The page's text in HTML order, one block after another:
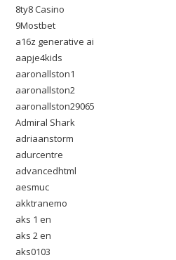
8ty8 Casino
9Mostbet
a16z generative ai
aapje4kids
aaronallston1
aaronallston2
aaronallston29065
Admiral Shark
adriaanstorm
adurcentre
advancedhtml
aesmuc
akktranemo
aks 1 en
aks 2 en
aks0103